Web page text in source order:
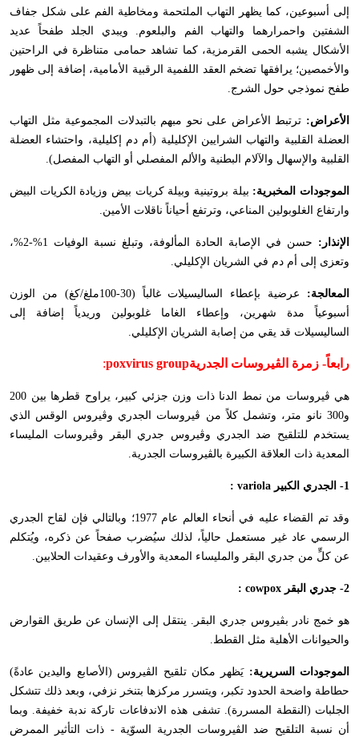
إلى أسبوعين، كما يظهر التهاب الملتحمة ومخاطية الفم على شكل جفاف
الشفتين واحمرارهما والتهاب الفم والبلعوم. ويبدي الجلد طفحاً عديد
الأشكال يشبه الحمى القرمزية، كما تشاهد حمامى متناظرة في الراحتين
والأخمصين؛ يرافقها تضخم العقد اللفمية الرقبية الأمامية، إضافة إلى ظهور
طفح نموذجي حول الشرج.
الأعراض: ترتبط الأعراض على نحو مبهم بالتبدلات المجموعية مثل التهاب
العضلة القلبية والتهاب الشرايين الإكليلية (أم دم إكليلية، واحتشاء العضلة
القلبية والإسهال والآلام البطنية والألم المفصلي أو التهاب المفصل).
الموجودات المخبرية: بيلة بروتينية وبيلة كريات بيض وزيادة الكريات البيض
وارتفاع الغلوبولين المناعي، وترتفع أحياناً ناقلات الأمين.
الإنذار:
حسن في الإصابة الحادة المألوفة، وتبلغ نسبة الوفيات 1%-2%،
وتعزى إلى أم دم في الشريان الإكليلي.
المعالجة:
عرضية بإعطاء الساليسيلات غالباً (30-100ملغ/كغ) من الوزن
أسبوعياً مدة شهرين، وإعطاء الغاما غلوبولين وريدياً إضافة إلى
الساليسيلات قد يقي من إصابة الشريان الإكليلي.
رابعاً- زمرة الڤيروسات الجدريةpoxvirus group
:
هي ڤيروسات من نمط الدنا ذات وزن جزئي كبير، يراوح قطرها بين 200
و300 نانو متر، وتشمل كلاً من ڤيروسات الجدري وڤيروس الوقس الذي
يستخدم للتلقيح ضد الجدري وڤيروس جدري البقر وڤيروسات المليساء
المعدية ذات العلاقة الكبيرة بالڤيروسات الجدرية.
1- الجدري الكبير variola
:
وقد تم القضاء عليه في أنحاء العالم عام 1977؛ وبالتالي فإن لقاح الجدري
الرسمي عاد غير مستعمل حالياً، لذلك سيُضرب صفحاً عن ذكره، ويُتكلم
عن كلٍّ من جدري البقر والمليساء المعدية والأورف وعقيدات الحلابين.
2- جدري البقر cowpox
:
هو خمج نادر بڤيروس جدري البقر. ينتقل إلى الإنسان عن طريق القوارض
والحيوانات الأهلية مثل القطط.
الموجودات السريرية:يَظهر مكان تلقيح الڤيروس (الأصابع واليدين عادةً)
حطاطة واضحة الحدود تكبر، ويتسرر مركزها بتنخر نزفي، وبعد ذلك تتشكل
الجلبات (النقطة المسررة). تشفى هذه الاندفاعات تاركة ندبة خفيفة. وبما
أن نسبة التلقيح ضد الڤيروسات الجدرية السوّية - ذات التأثير الممرض